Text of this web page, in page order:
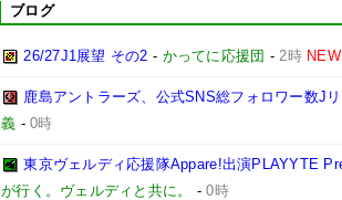
ブログ
26/27J1展望 その2 - かってに応援団 -2時 NEW
鹿島アントラーズ、公式SNS総フォロワー数J
義 -0時
東京ヴェルディ応援隊Appare!出演PLAYYTE
が行く。ヴェルディと共に。
-0時